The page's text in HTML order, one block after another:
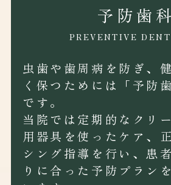
予防歯科
PREVENTIVE
虫歯や歯周病を防ぎ、
く保つためには「予防
です。
当院では定期的なクリ
用器具を使ったケア、
シング指導を行い、患
りに合った予防プラン